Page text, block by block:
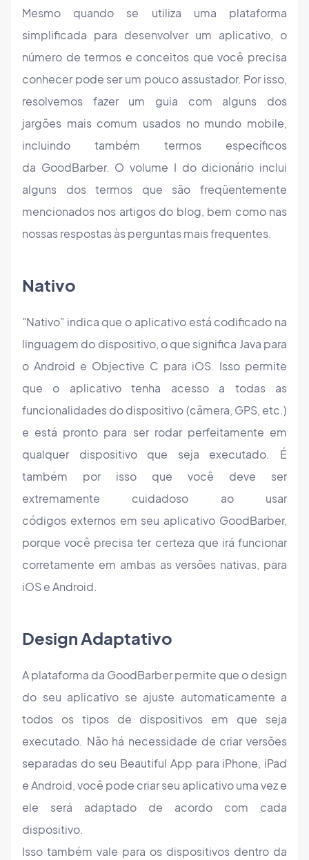
Mesmo quando se utiliza uma plataforma
simplificada para desenvolver um aplicativo, o
número de termos e conceitos que você precisa
conhecer pode ser um pouco assustador. Por isso,
resolvemos fazer um guia com alguns dos
jargões mais comum usados no mundo mobile,
incluindo também termos específicos
da GoodBarber. O volume I do dicionário inclui
alguns dos termos que são freqüentemente
mencionados nos artigos do blog, bem como nas
nossas respostas às perguntas mais frequentes.
Nativo
"Nativo" indica que o aplicativo está codificado na
linguagem do dispositivo, o que significa Java para
o Android e Objective C para iOS. Isso permite
que o aplicativo tenha acesso a todas as
funcionalidades do dispositivo (câmera, GPS, etc.)
e está pronto para ser rodar perfeitamente em
qualquer dispositivo que seja executado. É
também por isso que você deve ser
extremamente cuidadoso ao usar
códigos externos em seu aplicativo GoodBarber,
porque você precisa ter certeza que irá funcionar
corretamente em ambas as versões nativas, para
iOS e Android.
Design Adaptativo
A plataforma da GoodBarber permite que o design
do seu aplicativo se ajuste automaticamente a
todos os tipos de dispositivos em que seja
executado. Não há necessidade de criar versões
separadas do seu Beautiful App para iPhone, iPad
e Android, você pode criar seu aplicativo uma vez e
ele será adaptado de acordo com cada
dispositivo.
Isso também vale para os dispositivos dentro da